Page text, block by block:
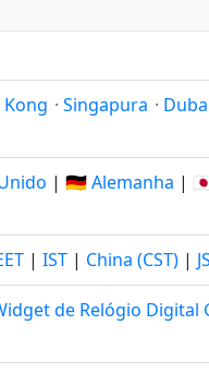
· Singapura ·
| 🇩🇪 Alemanha |
| IST | China (CST) |
de Relógio Digital